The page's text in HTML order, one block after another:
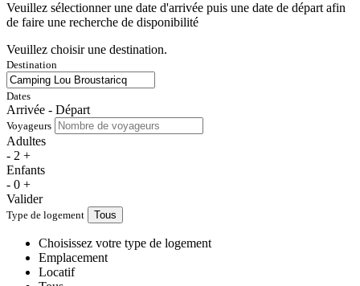
Veuillez sélectionner une date d'arrivée puis une date de départ afin
de faire une recherche de disponibilité
Veuillez choisir une destination.
Destination
Dates
Arrivée - Départ
Voyageurs
Adultes
- 2 +
Enfants
- 0 +
Valider
Type de logement Tous
Choisissez votre type de logement
Emplacement
Locatif